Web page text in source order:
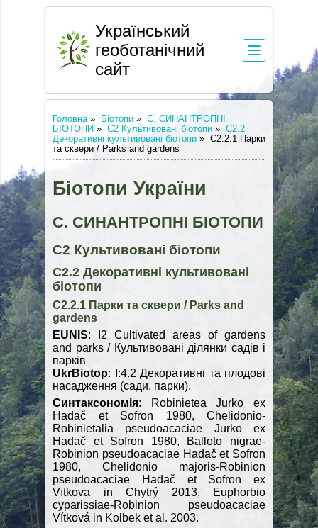
Український
геоботанічний
сайт
Головна » Біотопи » С. СИНАНТРОПНІ
БІОТОПИ » C2 Культивовані біотопи » C2.2
Декоративні культивовані біотопи » С2.2.1 Парки
та сквери / Parks and gardens
Біотопи України
С. СИНАНТРОПНІ БІОТОПИ
C2 Культивовані біотопи
C2.2 Декоративні культивовані
біотопи
С2.2.1 Парки та сквери / Parks and
gardens
EUNIS: I2 Cultivated areas of gardens
and parks / Культивовані ділянки садів і
парків
UkrBiotop: І:4.2 Декоративні та плодові
насадження (сади, парки).
Синтаксономія: Robinietea Jurko ex
Hadač et Sofron 1980, Chelidonio-
Robinietalia pseudoacaciae Jurko ex
Hadač et Sofron 1980, Balloto nigrae-
Robinion pseudoacaciae Hadač et Sofron
1980, Chelidonio majoris-Robinion
pseudoacaciae Hadač et Sofron ex
Vıtkova in Chytrý 2013, Euphorbio
cyparissiae-Robinion pseudoacaciae
Vítková in Kolbek et al. 2003.